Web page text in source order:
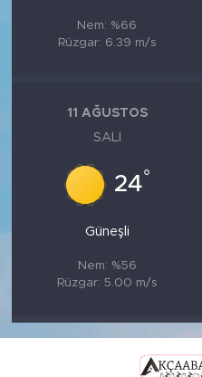
Nem: %66
Rüzgar: 6.39 m/s
11 AĞUSTOS
SALI
24°
Güneşli
Nem: %56
Rüzgar: 5.00 m/s